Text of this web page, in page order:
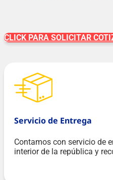
CLICK PARA SOLICITAR
Servicio de Entrega
Contamos con servicio de
interior de la república y